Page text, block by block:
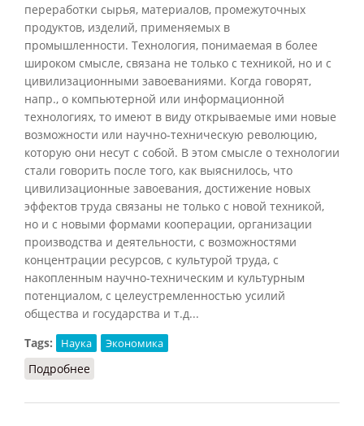
переработки сырья, материалов, промежуточных
продуктов, изделий, применяемых в
промышленности. Технология, понимаемая в более
широком смысле, связана не только с техникой, но и с
цивилизационными завоеваниями. Когда говорят,
напр., о компьютерной или информационной
технологиях, то имеют в виду открываемые ими новые
возможности или научно-техническую революцию,
которую они несут с собой. В этом смысле о технологии
стали говорить после того, как выяснилось, что
цивилизационные завоевания, достижение новых
эффектов труда связаны не только с новой техникой,
но и с новыми формами кооперации, организации
производства и деятельности, с возможностями
концентрации ресурсов, с культурой труда, с
накопленным научно-техническим и культурным
потенциалом, с целеустремленностью усилий
общества и государства и т.д...
Tags:
Наука Экономика
Подробнее